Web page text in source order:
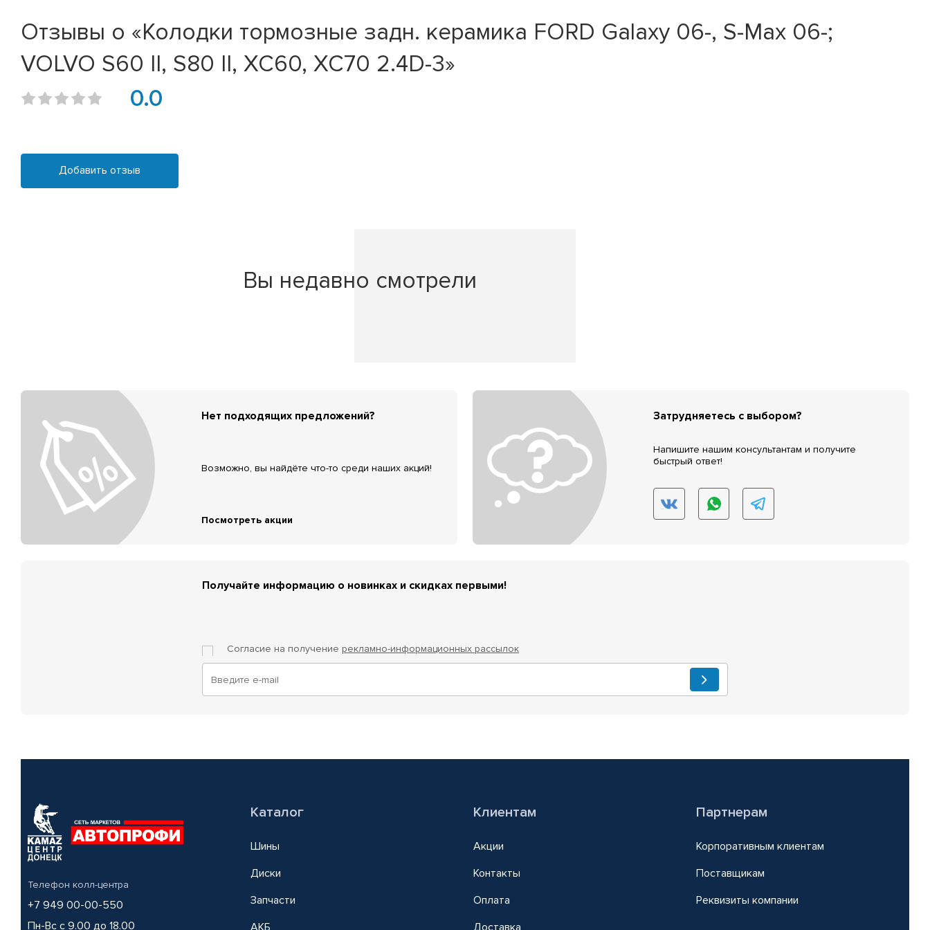
Отзывы о «Колодки тормозные задн. керамика FORD Galaxy 06-, S-Max 06-;
VOLVO S60 II, S80 II, XC60, XC70 2.4D-3»
0.0
Добавить отзыв
Вы недавно смотрели
Нет подходящих предложений?
Возможно, вы найдёте что-то среди наших акций!
Посмотреть акции
Затрудняетесь с выбором?
Напишите нашим консультантам и получите
быстрый ответ!
Получайте информацию о новинках и скидках первыми!
Согласие на получение рекламно-информационных рассылок
Телефон колл-центра
+7 949 00-00-550
Пн-Вс с 9.00 до 18.00
Каталог
Шины
Диски
Запчасти
АКБ
Клиентам
Акции
Контакты
Оплата
Доставка
Партнерам
Корпоративным клиентам
Поставщикам
Реквизиты компании